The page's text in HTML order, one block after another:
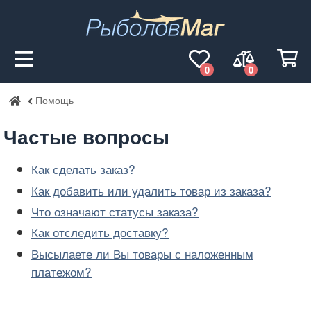
0
0
РыболовМаг
Помощь
Частые вопросы
Как сделать заказ?
Как добавить или удалить товар из заказа?
Что означают статусы заказа?
Как отследить доставку?
Высылаете ли Вы товары с наложенным
платежом?